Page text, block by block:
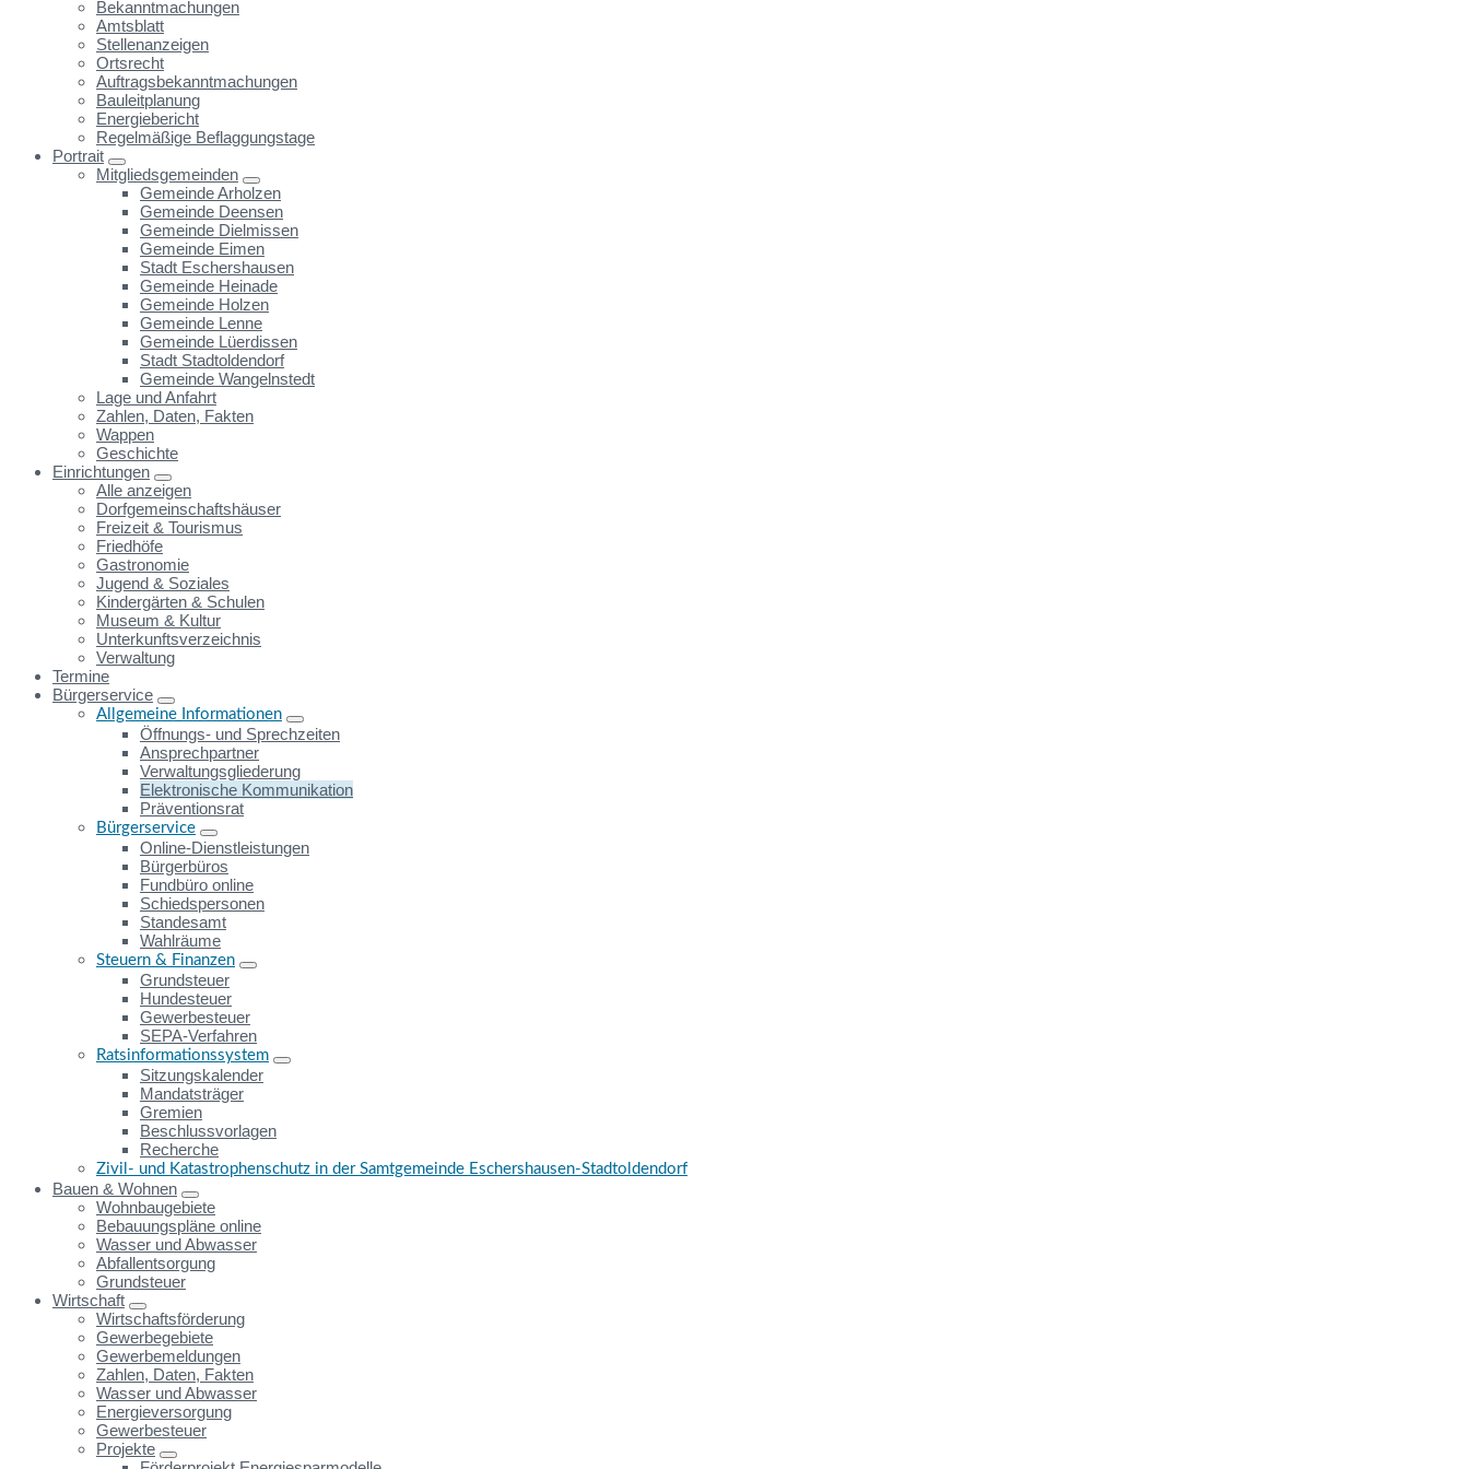
Bekanntmachungen
Amtsblatt
Stellenanzeigen
Ortsrecht
Auftragsbekanntmachungen
Bauleitplanung
Energiebericht
Regelmäßige Beflaggungstage
Portrait
Mitgliedsgemeinden
Gemeinde Arholzen
Gemeinde Deensen
Gemeinde Dielmissen
Gemeinde Eimen
Stadt Eschershausen
Gemeinde Heinade
Gemeinde Holzen
Gemeinde Lenne
Gemeinde Lüerdissen
Stadt Stadtoldendorf
Gemeinde Wangelnstedt
Lage und Anfahrt
Zahlen, Daten, Fakten
Wappen
Geschichte
Einrichtungen
Alle anzeigen
Dorfgemeinschaftshäuser
Freizeit & Tourismus
Friedhöfe
Gastronomie
Jugend & Soziales
Kindergärten & Schulen
Museum & Kultur
Unterkunftsverzeichnis
Verwaltung
Termine
Bürgerservice
Allgemeine Informationen
Öffnungs- und Sprechzeiten
Ansprechpartner
Verwaltungsgliederung
Elektronische Kommunikation
Präventionsrat
Bürgerservice
Online-Dienstleistungen
Bürgerbüros
Fundbüro online
Schiedspersonen
Standesamt
Wahlräume
Steuern & Finanzen
Grundsteuer
Hundesteuer
Gewerbesteuer
SEPA-Verfahren
Ratsinformationssystem
Sitzungskalender
Mandatsträger
Gremien
Beschlussvorlagen
Recherche
Zivil- und Katastrophenschutz in der Samtgemeinde Eschershausen-Stadtoldendorf
Bauen & Wohnen
Wohnbaugebiete
Bebauungspläne online
Wasser und Abwasser
Abfallentsorgung
Grundsteuer
Wirtschaft
Wirtschaftsförderung
Gewerbegebiete
Gewerbemeldungen
Zahlen, Daten, Fakten
Wasser und Abwasser
Energieversorgung
Gewerbesteuer
Projekte